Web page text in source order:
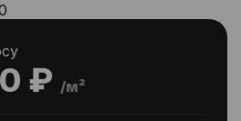
₽ /м²